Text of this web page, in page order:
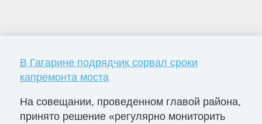
В Гагарине подрядчик сорвал сроки
капремонта моста
На совещании, проведенном главой района,
принято решение «регулярно мониторить